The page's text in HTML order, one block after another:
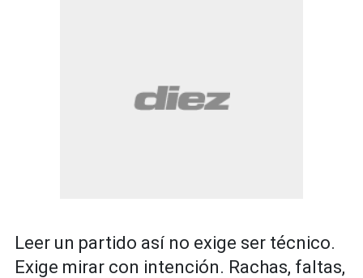
Leer un partido así no exige ser técnico.
Exige mirar con intención. Rachas, faltas,